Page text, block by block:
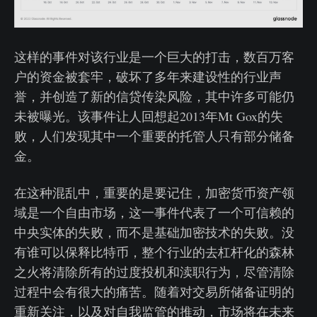
这样的事件对该行业是一个巨大的打击，数百万客
户的资金被套牢，破坏了多年来建设性的行业声
誉，并创造了新的信贷传染风险，其中许多可能仍
未被曝光。该事件让人回想起2013年Mt Gox的失
败，人们发现其中一个重要的托管人只有部分储备
金。
在这种混乱中，重要的是要记住，加密货币资产领
域是一个自由市场，这一事件代表了一个可信赖的
中央实体的失败，而不是基础加密技术的失败。没
有谁可以保释比特币，整个行业的去杠杆化的森林
之火将清除所有的过度投机和渎职行为，尽管清除
过程中会有很大的痛苦。随着对交易所储备证明的
重新关注，以及对自我监管的推动，市场将在未来